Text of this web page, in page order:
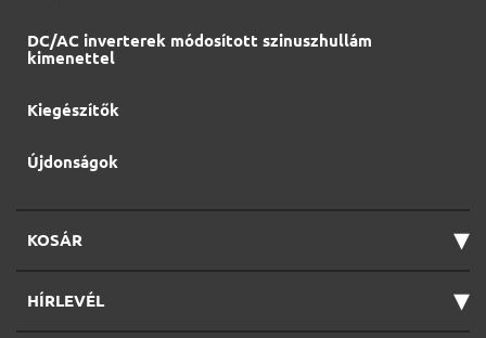
DC/AC inverterek módosított szinuszhullám
kimenettel
Kiegészítők
Újdonságok
KOSÁR ▾
HÍRLEVÉL ▾